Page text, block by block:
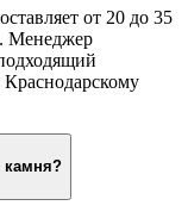
от 20 до 35
Менеджер